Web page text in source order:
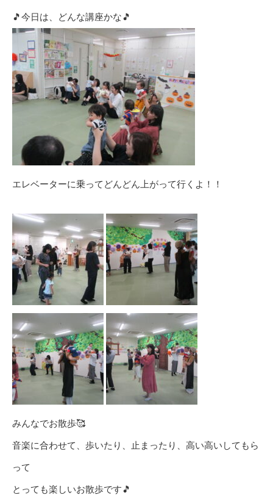
🎵今日は、どんな講座かな🎵
エレベーターに乗ってどんどん上がって行くよ！！
みんなでお散歩🥰
音楽に合わせて、歩いたり、止まったり、高い高いしてもら
って
とっても楽しいお散歩です🎵